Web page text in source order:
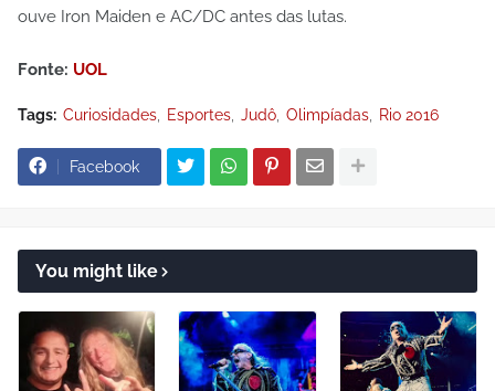
ouve Iron Maiden e AC/DC antes das lutas.
Fonte: UOL
Tags: Curiosidades Esportes Judô Olimpíadas Rio 2016
Facebook
You might like